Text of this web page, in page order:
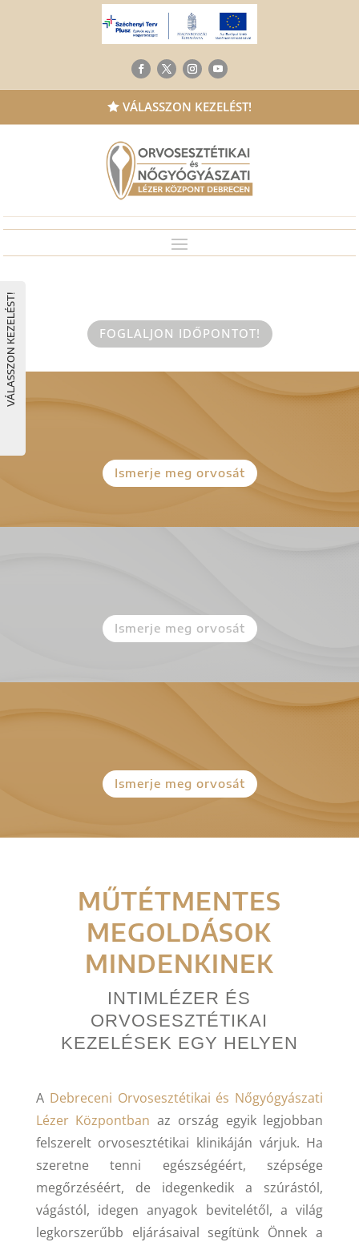
VÁLASSZON KEZELÉST!
 VÁLASSZON KEZELÉST!
FOGLALJON IDŐPONTOT!
Ismerje meg orvosát
Ismerje meg orvosát
Ismerje meg orvosát
MŰTÉTMENTES
MEGOLDÁSOK
MINDENKINEK
INTIMLÉZER ÉS
ORVOSESZTÉTIKAI
KEZELÉSEK EGY HELYEN
A Debreceni Orvosesztétikai és Nőgyógyászati
Lézer Központban az ország egyik legjobban
felszerelt orvosesztétikai klinikáján várjuk. Ha
szeretne tenni egészségéért, szépsége
megőrzéséért, de idegenkedik a szúrástól,
vágástól, idegen anyagok bevitelétől, a világ
legkorszerűbb eljárásaival segítünk Önnek a